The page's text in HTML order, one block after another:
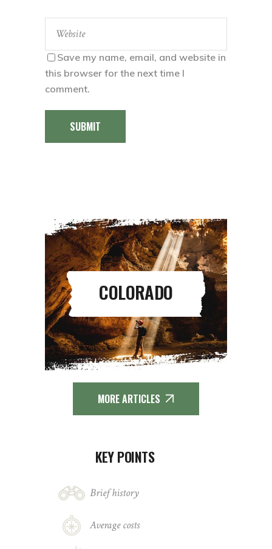
Save my name, email, and website in
this browser for the next time I
comment.
SUBMIT
COLORADO
MORE ARTICLES
KEY POINTS
Brief history
Average costs